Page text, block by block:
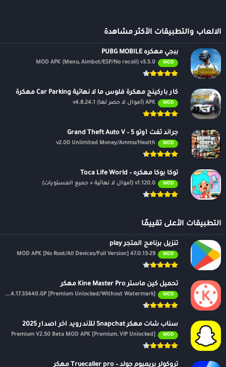
الالعاب والتطبيقات الأكثر مشاهدة
ببجي مهكره PUBG MOBILE
MOD
MOD APK (Menu, Aimbot/ESP/No recoil) v3.5.0
كار باركينج مهكرة فلوس ما لا نهائية Car Parking مهكرة
MOD APK (أموال لا حصر لها) v4.8.24.1
جراند ثفت أوتو 5 – Grand Theft Auto V
MOD
v2.00 Unlimited Money/Ammo/Health
توكا بوكا مهكره – Toca Life World
MOD v1.120.0 (أموال لا نهائية + جميع المستويات)
التطبيقات الأعلى تقييمًا
تنزيل برنامج المتجر play
MOD
47.0.13-29 MOD APK [No Root/All Devices/Full Version]
تحميل كين ماستر Kine Master Pro مهكر
MOD
APK v7.4.17.33440.GP [Premium Unlocked/Without Watermark]
سناب شات مهكر Snapchat للأندرويد اخر اصدار 2025
MOD
Premium V2.50 Beta MOD APK [Premium, VIP Unlocked]
تروكولر بريميوم جولد – Truecaller pro مهكر